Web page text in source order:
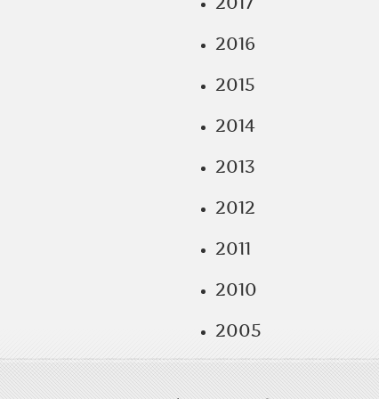
2016
2015
2014
2013
2012
2011
2010
2005